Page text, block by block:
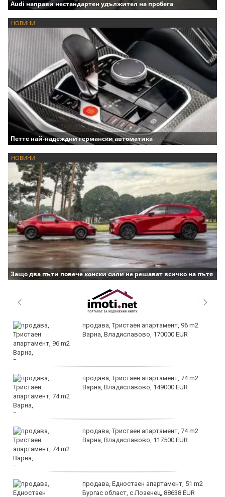
Audi направи нестандартен удължител на пробега
НОВИНИ
Петте най-надеждни германски автоматика
НОВИНИ
Защо два пъти повече конски сили не решават всичко на пътя
продава, Тристаен апартамент, 96 m2
Варна, Владиславово, 170000 EUR
продава, Тристаен апартамент, 74 m2
Варна, Владиславово, 149000 EUR
продава, Тристаен апартамент, 74 m2
Варна, Владиславово, 117500 EUR
продава, Едностаен апартамент, 51 m2
Бургас област, с.Лозенец, 88638 EUR